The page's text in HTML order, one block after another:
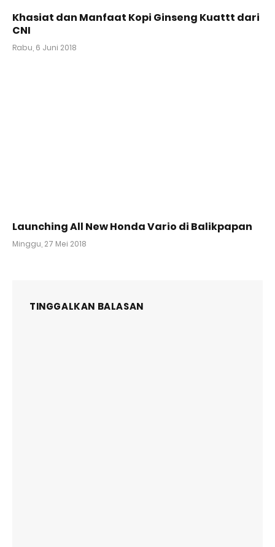
Khasiat dan Manfaat Kopi Ginseng Kuattt dari
CNI
Rabu, 6 Juni 2018
Launching All New Honda Vario di Balikpapan
Minggu, 27 Mei 2018
TINGGALKAN BALASAN